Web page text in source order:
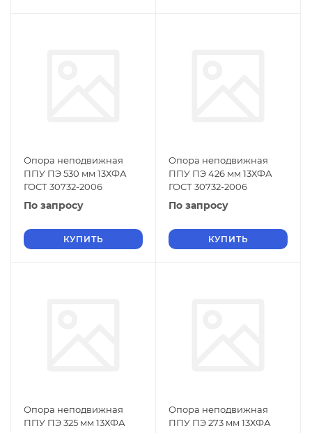
Опора неподвижная
ППУ ПЭ 530 мм 13ХФА
ГОСТ 30732-2006
По запросу
КУПИТЬ
Опора неподвижная
ППУ ПЭ 426 мм 13ХФА
ГОСТ 30732-2006
По запросу
КУПИТЬ
Опора неподвижная
ППУ ПЭ 325 мм 13ХФА
Опора неподвижная
ППУ ПЭ 273 мм 13ХФА